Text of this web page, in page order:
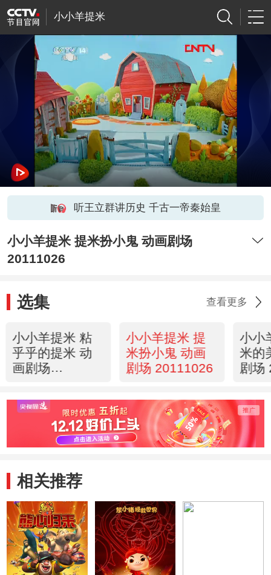
小小羊提米
听王立群讲历史 千古一帝秦始皇
小小羊提米 提米扮小鬼 动画剧场
20111026
选集 查看更多
小小羊提米 粘
乎乎的提米 动
画剧场
小小羊提米 提
米扮小鬼 动画
剧场 20111026
小小
米的
剧场
相关推荐